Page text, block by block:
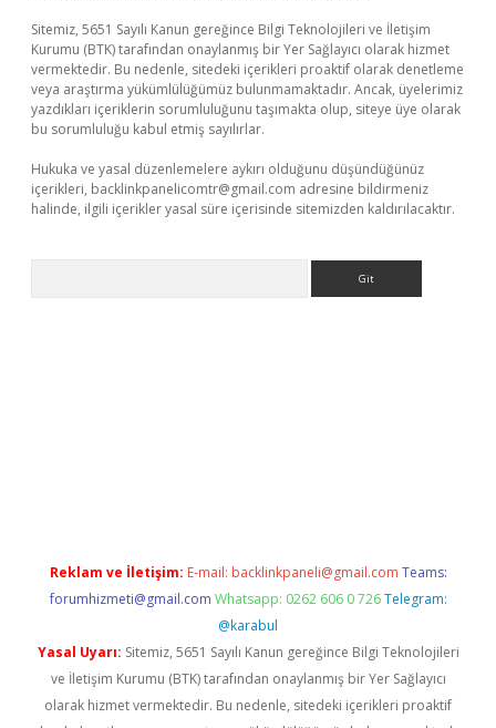
Sitemiz, 5651 Sayılı Kanun gereğince Bilgi Teknolojileri ve İletişim
Kurumu (BTK) tarafından onaylanmış bir Yer Sağlayıcı olarak hizmet
vermektedir. Bu nedenle, sitedeki içerikleri proaktif olarak denetleme
veya araştırma yükümlülüğümüz bulunmamaktadır. Ancak, üyelerimiz
yazdıkları içeriklerin sorumluluğunu taşımakta olup, siteye üye olarak
bu sorumluluğu kabul etmiş sayılırlar.
Hukuka ve yasal düzenlemelere aykırı olduğunu düşündüğünüz
içerikleri, backlinkpanelicomtr@gmail.com adresine bildirmeniz
halinde, ilgili içerikler yasal süre içerisinde sitemizden kaldırılacaktır.
Reklam ve İletişim: E-mail: backlinkpaneli@gmail.com Teams:
forumhizmeti@gmail.com Whatsapp: 0262 606 0 726 Telegram:
@karabul
Yasal Uyarı: Sitemiz, 5651 Sayılı Kanun gereğince Bilgi Teknolojileri
ve İletişim Kurumu (BTK) tarafından onaylanmış bir Yer Sağlayıcı
olarak hizmet vermektedir. Bu nedenle, sitedeki içerikleri proaktif